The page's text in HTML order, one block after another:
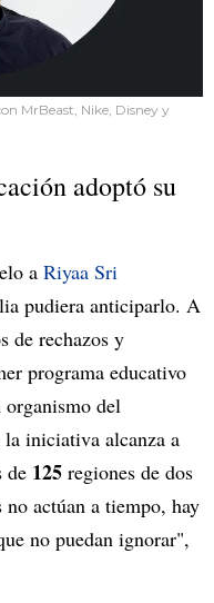
MrBeast, Nike, Disney y
adoptó su
a Riyaa Sri
pudiera anticiparlo. A
de rechazos y
programa educativo
del
iniciativa alcanza a
de 125 regiones de dos
actúan a tiempo, hay
no puedan ignorar",